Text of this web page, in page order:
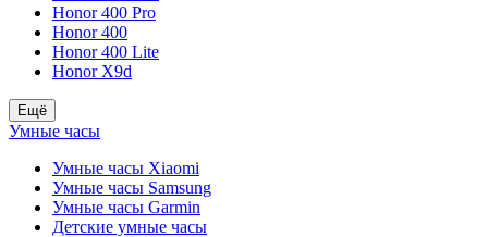
Honor 400 Pro
Honor 400
Honor 400 Lite
Honor X9d
Ещё
Умные часы
Умные часы Xiaomi
Умные часы Samsung
Умные часы Garmin
Детские умные часы